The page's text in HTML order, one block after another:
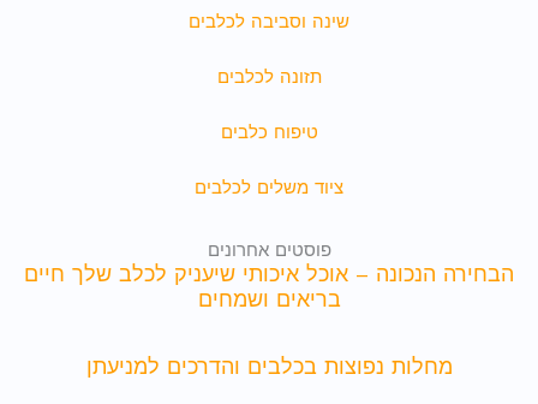
שינה וסביבה לכלבים
תזונה לכלבים
טיפוח כלבים
ציוד משלים לכלבים
פוסטים אחרונים
הבחירה הנכונה – אוכל איכותי שיעניק לכלב שלך חיים
בריאים ושמחים
מחלות נפוצות בכלבים והדרכים למניעתן